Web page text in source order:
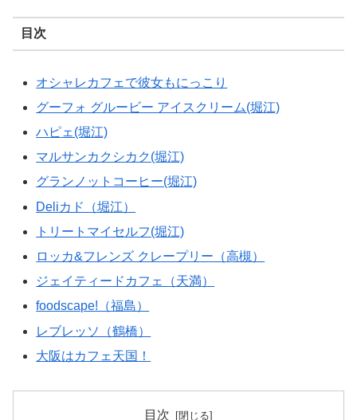
目次
オシャレカフェで彼女もにっこり
グーフォ グルービー アイスクリーム(堀江)
ハピェ(堀江)
マルサンカクシカク(堀江)
グランノットコーヒー(堀江)
Deliカド（堀江）
トリートマイセルフ(堀江)
ロッカ&フレンズ クレープリー（高槻）
ジェイティードカフェ（天満）
foodscape!（福島）
レブレッソ（鶴橋）
大阪はカフェ天国！
目次